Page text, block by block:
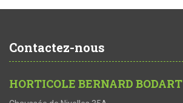
Contactez-nous
HORTICOLE BERNARD BODART